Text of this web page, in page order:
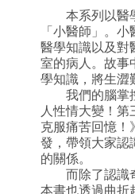
本系列以醫
「小醫師」。
醫學知識以及對
室的病人。故事
學知識，將生澀
我們的腦掌
人性情大變！
克服痛苦回憶！
發，帶領大家認
的關係。
而除了認識
本書也透過曲折